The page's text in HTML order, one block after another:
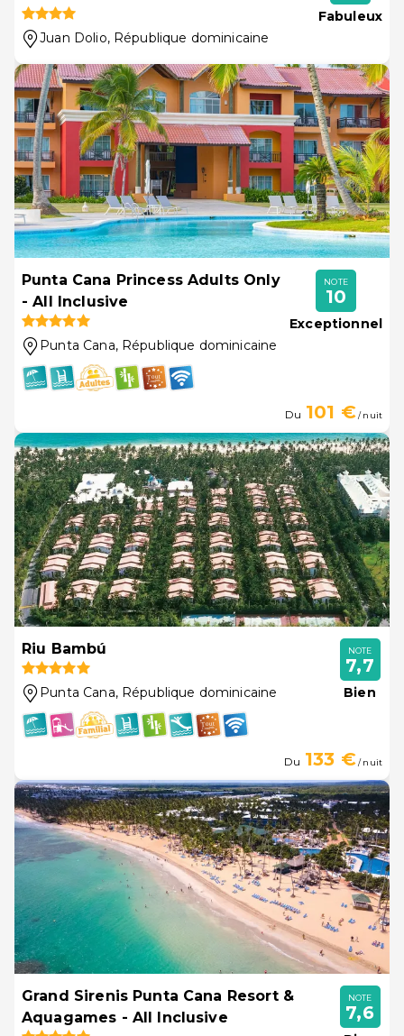
Juan Dolio, République dominicaine
Fabuleux
Punta Cana Princess Adults Only
- All Inclusive
Punta Cana, République dominicaine
NOTE
10
Exceptionnel
Du 101 €/ nuit
Riu Bambú
Punta Cana, République dominicaine
NOTE
7,7
Bien
Du 133 €/ nuit
Grand Sirenis Punta Cana Resort &
Aquagames - All Inclusive
NOTE
7,6